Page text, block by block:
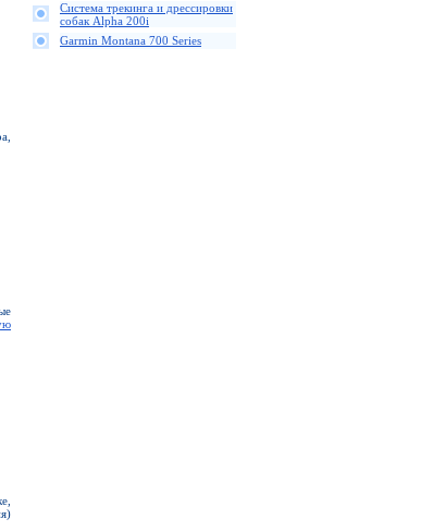
Cистема трекинга и дрессировки
собак Alpha 200i
Garmin Montana 700 Series